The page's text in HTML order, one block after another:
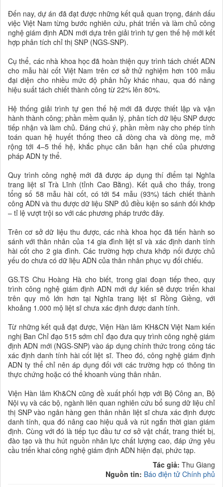
Đến nay, dự án đã đạt được những kết quả quan trọng, đánh dấu
việc Việt Nam từng bước nghiên cứu, phát triển và làm chủ công
nghệ giám định ADN mới dựa trên giải trình tự gen thế hệ mới kết
hợp phân tích chỉ thị SNP (NGS-SNP).
Cụ thể, các nhà khoa học đã hoàn thiện quy trình tách chiết ADN
cho mẫu hài cốt Việt Nam trên cơ sở thử nghiệm hơn 100 mẫu
đại diện cho nhiều mức độ phân hủy khác nhau, qua đó nâng
hiệu suất tách chiết thành công từ 22% lên 80%.
Hệ thống giải trình tự gen thế hệ mới đã được thiết lập và vận
hành thành công; phần mềm quản lý, phân tích dữ liệu SNP được
tiếp nhận và làm chủ. Đáng chú ý, phần mềm này cho phép tính
toán quan hệ huyết thống theo cả dòng cha và dòng mẹ, mở
rộng tới 4–5 thế hệ, khắc phục căn bản hạn chế của phương
pháp ADN ty thể.
Quy trình công nghệ mới đã được áp dụng thí điểm tại Nghĩa
trang liệt sĩ Trà Lĩnh (tỉnh Cao Bằng). Kết quả cho thấy, trong
tổng số 58 mẫu hài cốt, có tới 54 mẫu (93%) tách chiết thành
công ADN và thu được dữ liệu SNP đủ điều kiện so sánh đối khớp
– tỉ lệ vượt trội so với các phương pháp trước đây.
Trên cơ sở dữ liệu thu được, các nhà khoa học đã tiến hành so
sánh với thân nhân của 14 gia đình liệt sĩ và xác định danh tính
hài cốt cho 2 gia đình. Các trường hợp chưa khớp nối được chủ
yếu do chưa có dữ liệu ADN của thân nhân phục vụ đối chiếu.
GS.TS Chu Hoàng Hà cho biết, trong giai đoạn tiếp theo, quy
trình công nghệ giám định ADN mới dự kiến sẽ được triển khai
trên quy mô lớn hơn tại Nghĩa trang liệt sĩ Rồng Giềng, với
khoảng 1.000 mộ liệt sĩ chưa xác định được danh tính.
Từ những kết quả đạt được, Viện Hàn lâm KH&CN Việt Nam kiến
nghị Ban Chỉ đạo 515 sớm chỉ đạo đưa quy trình công nghệ giám
định ADN mới (NGS-SNP) vào áp dụng chính thức trong công tác
xác định danh tính hài cốt liệt sĩ. Theo đó, công nghệ giám định
ADN ty thể chỉ nên áp dụng đối với các trường hợp có thông tin
thực chứng hoặc có thể khoanh vùng thân nhân.
Viện Hàn lâm Kh&CN cũng đề xuất phối hợp với Bộ Công an, Bộ
Nội vụ và các bộ, ngành liên quan nghiên cứu bổ sung dữ liệu chỉ
thị SNP vào ngân hàng gen thân nhân liệt sĩ chưa xác định được
danh tính, qua đó nâng cao hiệu quả và rút ngắn thời gian giám
định. Cùng với đó là tiếp tục đầu tư cơ sở vật chất, trang thiết bị,
đào tạo và thu hút nguồn nhân lực chất lượng cao, đáp ứng yêu
cầu triển khai công nghệ giám định ADN hiện đại, phức tạp.
Tác giả: Thu Giang
Nguồn tin: Báo điện tử Chính phủ